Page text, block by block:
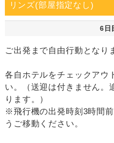
リンズ(部屋指定なし)
6日
ご出発まで自由行動となり
各自ホテルをチェックアウ
い。（送迎は付きません。
ります。）
※飛行機の出発時刻3時間
うご移動ください。